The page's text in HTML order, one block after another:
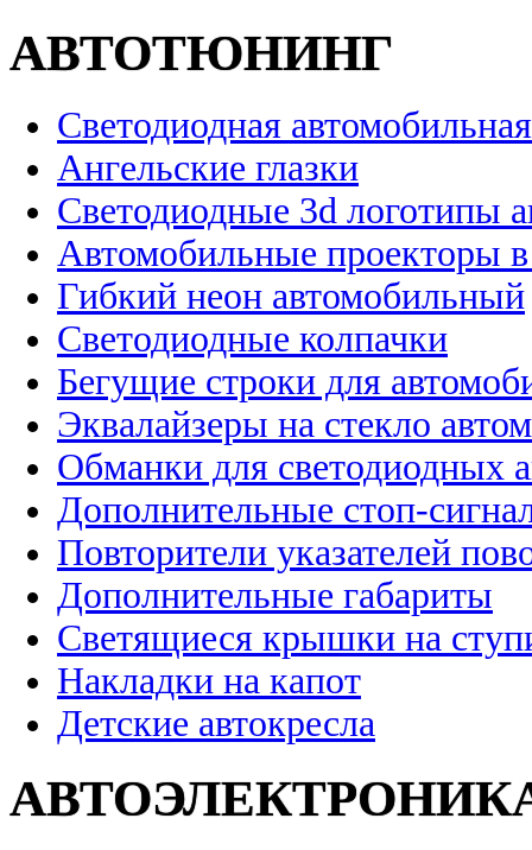
АВТОТЮНИНГ
Светодиодная
Ангельские глазки
Светодиодные 3d логотипы
Автомобильные проекторы
Гибкий неон автомобильный
Светодиодные колпачки
Бегущие строки для
Эквалайзеры на стекло
Обманки для светодиодных
Дополнительные стоп-
Повторители указателей
Дополнительные габариты
Светящиеся крышки на
Накладки на капот
Детские автокресла